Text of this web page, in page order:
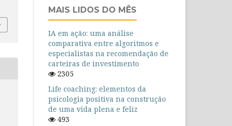
MAIS LIDOS DO MÊS
IA em ação: uma análise
comparativa entre algoritmos e
especialistas na recomendação de
carteiras de investimento
2305
Life coaching: elementos da
psicologia positiva na construção
de uma vida plena e feliz
493